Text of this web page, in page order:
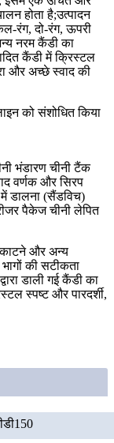
होता है;उत्पादन
रंग, दो-रंग, ऊपरी
नरम कैंडी का
कैंडी में क्रिस्टल
और अच्छे स्वाद की
को संशोधित किया
भंडारण चीनी टैंक
वर्णक और सिरप
में डालना (सैंडविच)
पैकेज चीनी लेपित
काटने और अन्य
भागों की सटीकता
डाली गई कैंडी का
स्पष्ट और पारदर्शी,